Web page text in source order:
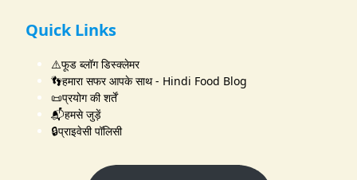
Quick Links
⚠️फूड ब्लॉग डिस्क्लेमर
👣हमारा सफर आपके साथ - Hindi Food Blog
📜प्रयोग की शर्तें
📬हमसे जुड़ें
🔒प्राइवेसी पॉलिसी